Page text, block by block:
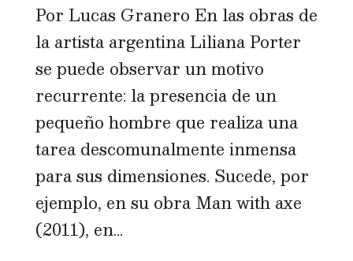
Por Lucas Granero En las obras de
la artista argentina Liliana Porter
se puede observar un motivo
recurrente: la presencia de un
pequeño hombre que realiza una
tarea descomunalmente inmensa
para sus dimensiones. Sucede, por
ejemplo, en su obra Man with axe
(2011), en...